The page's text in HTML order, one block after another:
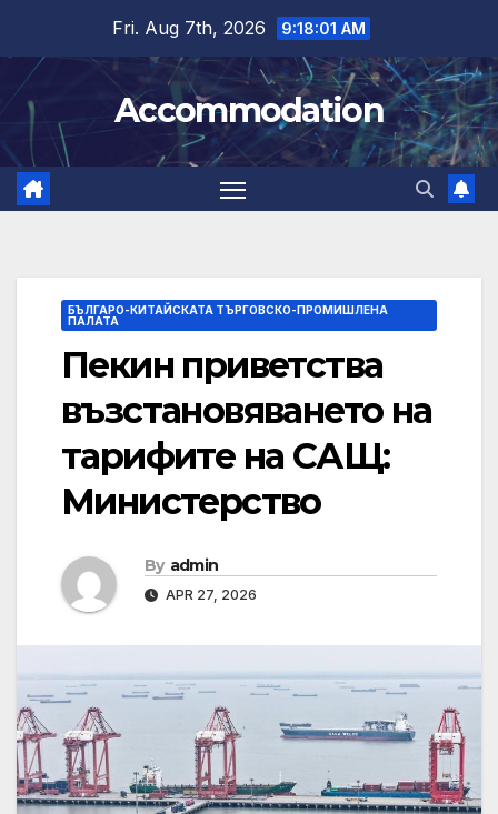
content
Fri. Aug 7th, 2026 9:18:02 AM
Accommodation
БЪЛГАРО-КИТАЙСКАТА ТЪРГОВСКО-ПРОМИШЛЕНА
ПАЛАТА
Пекин приветства
възстановяването на
тарифите на САЩ:
Министерство
By admin
APR 27, 2026